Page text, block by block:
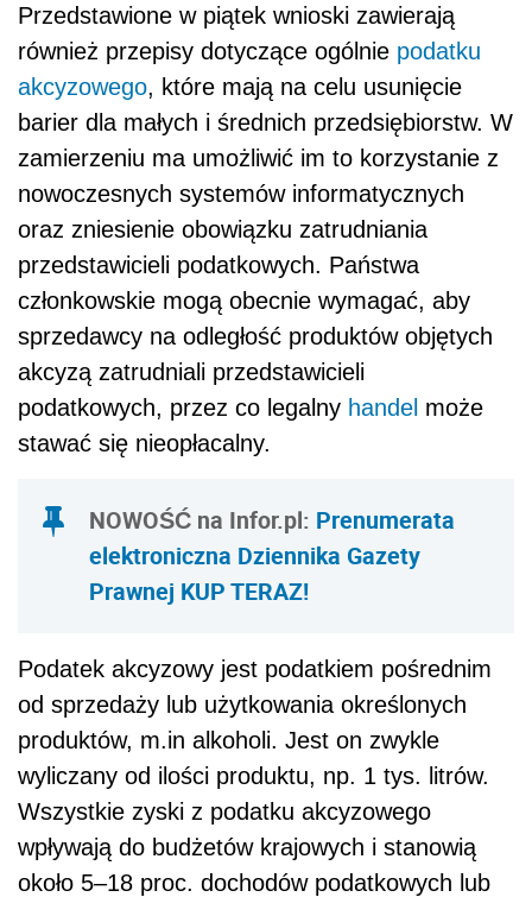
Przedstawione w piątek wnioski zawierają
również przepisy dotyczące ogólnie podatku
akcyzowego, które mają na celu usunięcie
barier dla małych i średnich przedsiębiorstw. W
zamierzeniu ma umożliwić im to korzystanie z
nowoczesnych systemów informatycznych
oraz zniesienie obowiązku zatrudniania
przedstawicieli podatkowych. Państwa
członkowskie mogą obecnie wymagać, aby
sprzedawcy na odległość produktów objętych
akcyzą zatrudniali przedstawicieli
podatkowych, przez co legalny handel może
stawać się nieopłacalny.
NOWOŚĆ na Infor.pl: Prenumerata
elektroniczna Dziennika Gazety
Prawnej KUP TERAZ!
Podatek akcyzowy jest podatkiem pośrednim
od sprzedaży lub użytkowania określonych
produktów, m.in alkoholi. Jest on zwykle
wyliczany od ilości produktu, np. 1 tys. litrów.
Wszystkie zyski z podatku akcyzowego
wpływają do budżetów krajowych i stanowią
około 5–18 proc. dochodów podatkowych lub